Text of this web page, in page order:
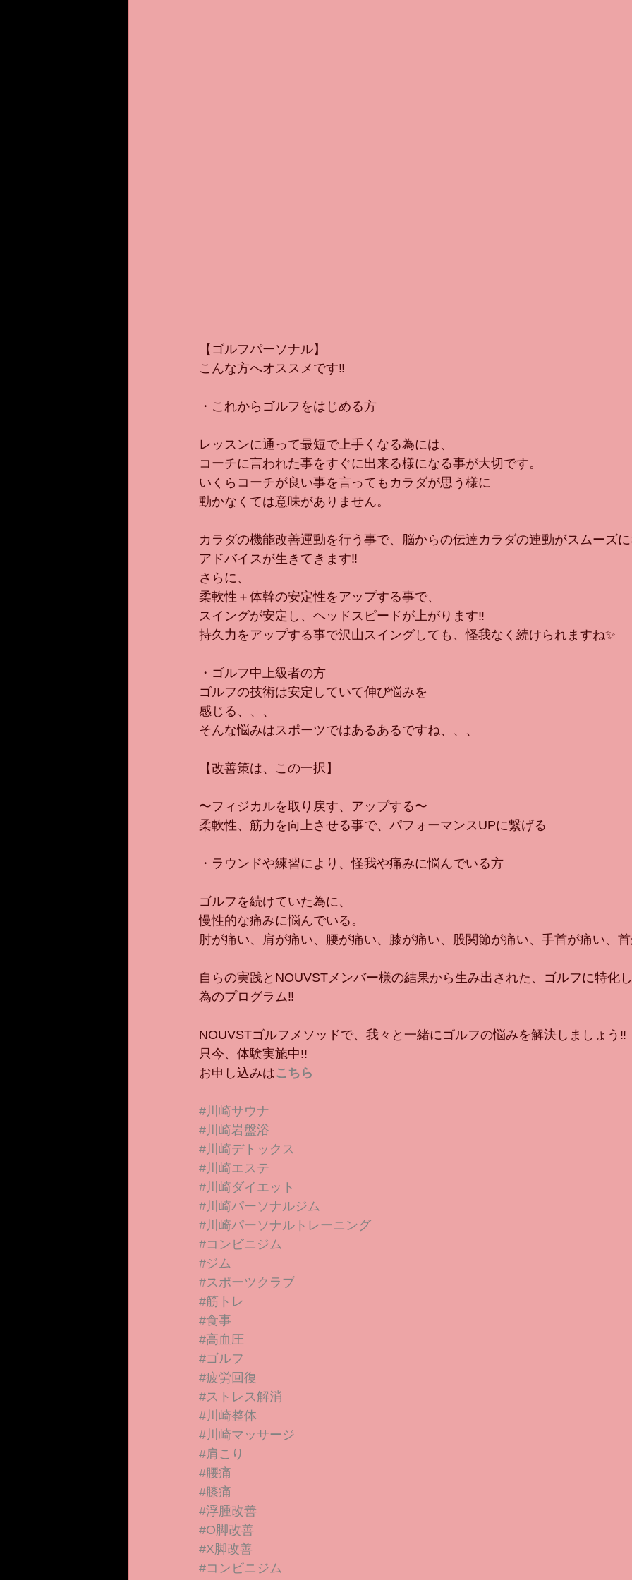
【ゴルフパーソナル】
こんな方へオススメです‼︎
・これからゴルフをはじめる方
レッスンに通って最短で上手くなる為には、
コーチに言われた事をすぐに出来る様になる事が大切です。
いくらコーチが良い事を言ってもカラダが思う様に
動かなくては意味がありません。
カラダの機能改善運動を行う事で、脳からの伝達カラダの連動がスムーズ
アドバイスが生きてきます‼︎
さらに、
柔軟性＋体幹の安定性をアップする事で、
スイングが安定し、ヘッドスピードが上がります‼︎
持久力をアップする事で沢山スイングしても、怪我なく続けられますね✨
・ゴルフ中上級者の方
ゴルフの技術は安定していて伸び悩みを
感じる、、、
そんな悩みはスポーツではあるあるですね、、、
【改善策は、この一択】
〜フィジカルを取り戻す、アップする〜
柔軟性、筋力を向上させる事で、パフォーマンスUPに繋げる
・ラウンドや練習により、怪我や痛みに悩んでいる方
ゴルフを続けていた為に、
慢性的な痛みに悩んでいる。
肘が痛い、肩が痛い、腰が痛い、膝が痛い、股関節が痛い、手首が痛い、首
自らの実践とNOUVSTメンバー様の結果から生み出された、ゴルフに特化
為のプログラム‼︎
NOUVSTゴルフメソッドで、我々と一緒にゴルフの悩みを解決しましょう‼︎
只今、体験実施中!!
お申し込みはこちら
#川崎サウナ
#川崎岩盤浴
#川崎デトックス
#川崎エステ
#川崎ダイエット
#川崎パーソナルジム
#川崎パーソナルトレーニング
#コンビニジム
#ジム
#スポーツクラブ
#筋トレ
#食事
#高血圧
#ゴルフ
#疲労回復
#ストレス解消
#川崎整体
#川崎マッサージ
#肩こり
#腰痛
#膝痛
#浮腫改善
#O脚改善
#X脚改善
#コンビニジム